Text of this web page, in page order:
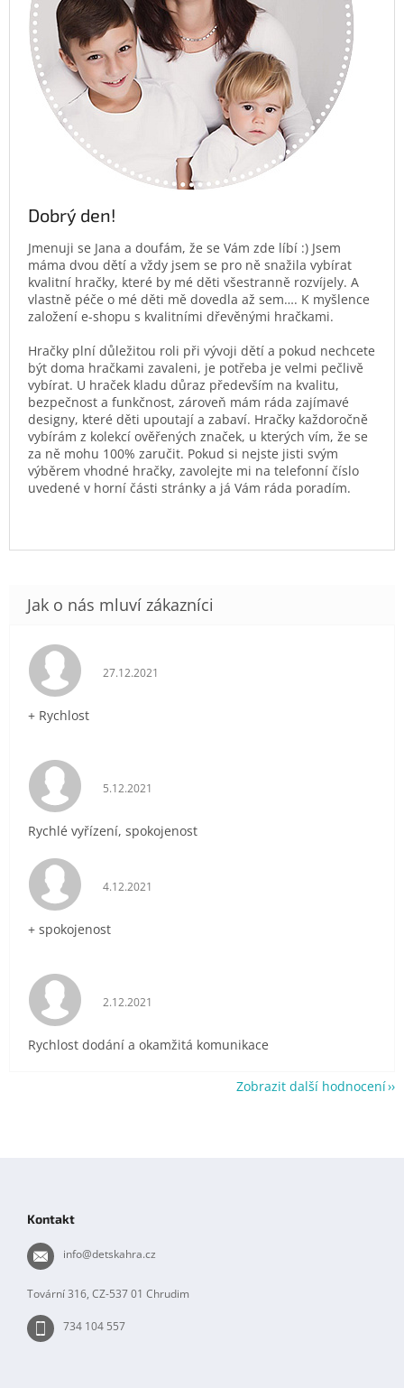
Dobrý den!
Jmenuji se Jana a doufám, že se Vám zde líbí :) Jsem
máma dvou dětí a vždy jsem se pro ně snažila vybírat
kvalitní hračky, které by mé děti všestranně rozvíjely. A
vlastně péče o mé děti mě dovedla až sem…. K myšlence
založení e-shopu s kvalitními dřevěnými hračkami.
Hračky plní důležitou roli při vývoji dětí a pokud nechcete
být doma hračkami zavaleni, je potřeba je velmi pečlivě
vybírat. U hraček kladu důraz především na kvalitu,
bezpečnost a funkčnost, zároveň mám ráda zajímavé
designy, které děti upoutají a zabaví. Hračky každoročně
vybírám z kolekcí ověřených značek, u kterých vím, že se
za ně mohu 100% zaručit. Pokud si nejste jisti svým
výběrem vhodné hračky, zavolejte mi na telefonní číslo
uvedené v horní části stránky a já Vám ráda poradím.
Hodnocení obchodu je 5 z 5 hvězdiček.
27.12.2021
+ Rychlost
Hodnocení obchodu je 5 z 5 hvězdiček.
5.12.2021
Rychlé vyřízení, spokojenost
Hodnocení obchodu je 5 z 5 hvězdiček.
4.12.2021
+ spokojenost
Hodnocení obchodu je 5 z 5 hvězdiček.
2.12.2021
Rychlost dodání a okamžitá komunikace
Zobrazit další hodnocení
Kontakt
info@detskahra.cz
Tovární 316, CZ-537 01 Chrudim
734 104 557